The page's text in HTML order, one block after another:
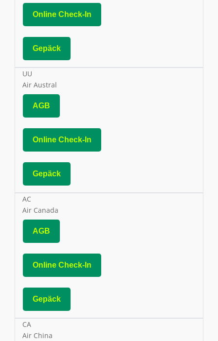
Online Check-In
Gepäck
UU
Air Austral
AGB
Online Check-In
Gepäck
AC
Air Canada
AGB
Online Check-In
Gepäck
CA
Air China